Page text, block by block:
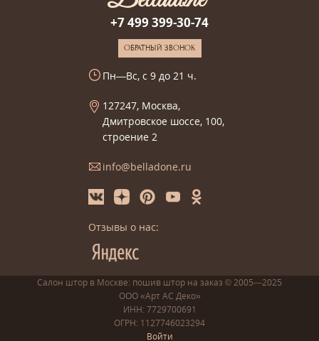
+7 499 399-30-74
ОБРАТНЫЙ ЗВОНОК
Пн—Вс, с 9 до 21 ч.
127247, Москва,
Дмитровское шоссе, 100,
строение 2
info@belladone.ru
Отзывы о нас:
Салон штор в Москве: пошив штор на заказ © 2005—2025
ООО «Арт АС Деко»
ИНН: 7729700691
ОГРН: 1127746023294
Войти